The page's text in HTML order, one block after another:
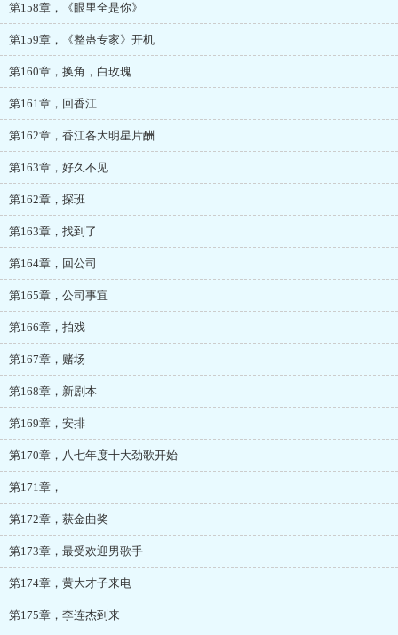
第158章，《眼里全是你》
第159章，《整蛊专家》开机
第160章，换角，白玫瑰
第161章，回香江
第162章，香江各大明星片酬
第163章，好久不见
第162章，探班
第163章，找到了
第164章，回公司
第165章，公司事宜
第166章，拍戏
第167章，赌场
第168章，新剧本
第169章，安排
第170章，八七年度十大劲歌开始
第171章，
第172章，获金曲奖
第173章，最受欢迎男歌手
第174章，黄大才子来电
第175章，李连杰到来